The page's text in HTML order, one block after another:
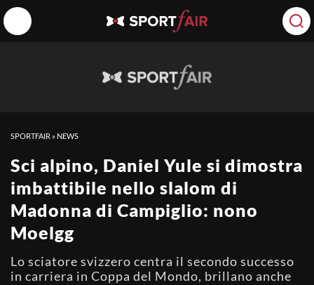
SPORTFAIR » NEWS
Sci alpino, Daniel Yule si dimostra
imbattibile nello slalom di
Madonna di Campiglio: nono
Moelgg
Lo sciatore svizzero centra il secondo successo
in carriera in Coppa del Mondo, brillano anche